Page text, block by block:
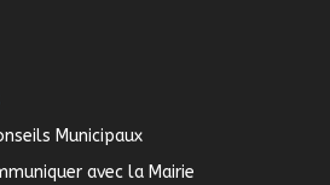
Municipaux
avec la Mairie